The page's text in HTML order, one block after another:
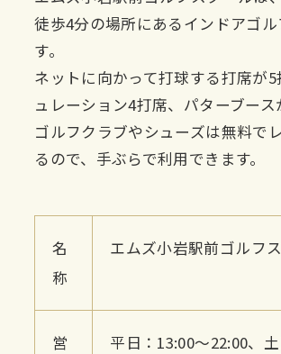
徒歩4分の場所にあるインドアゴル
す。
ネットに向かって打球する打席が5
ュレーション4打席、パターブース
ゴルフクラブやシューズは無料で
るので、手ぶらで利用できます。
名
称
エムズ小岩駅前ゴルフ
営
平日：13:00〜22:00、土